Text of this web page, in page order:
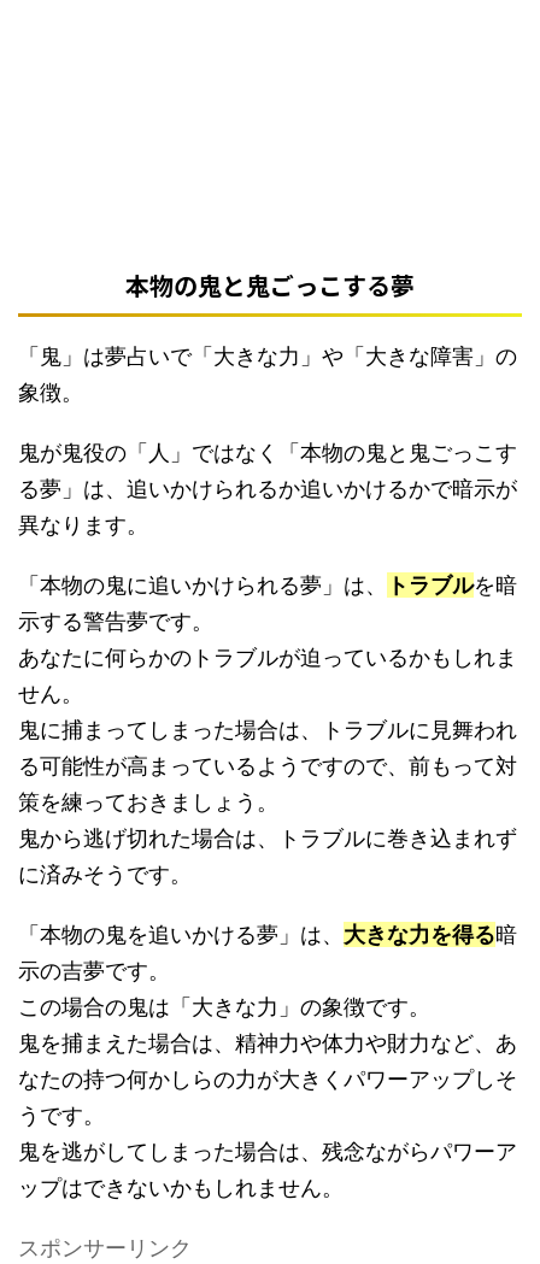
本物の鬼と鬼ごっこする夢
「鬼」は夢占いで「大きな力」や「大きな障害」の
象徴。
鬼が鬼役の「人」ではなく「本物の鬼と鬼ごっこす
る夢」は、追いかけられるか追いかけるかで暗示が
異なります。
「本物の鬼に追いかけられる夢」は、 トラブルを暗
示する警告夢です。
あなたに何らかのトラブルが迫っているかもしれま
せん。
鬼に捕まってしまった場合は、トラブルに見舞われ
る可能性が高まっているようですので、前もって対
策を練っておきましょう。
鬼から逃げ切れた場合は、トラブルに巻き込まれず
に済みそうです。
「本物の鬼を追いかける夢」は、 大きな力を得る暗
示の吉夢です。
この場合の鬼は「大きな力」の象徴です。
鬼を捕まえた場合は、精神力や体力や財力など、あ
なたの持つ何かしらの力が大きくパワーアップしそ
うです。
鬼を逃がしてしまった場合は、残念ながらパワーア
ップはできないかもしれません。
スポンサーリンク